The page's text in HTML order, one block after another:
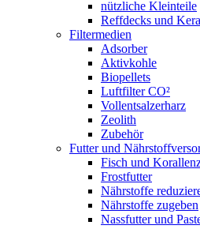
nützliche Kleinteile
Reffdecks und
Filtermedien
Adsorber
Aktivkohle
Biopellets
Luftfilter CO²
Vollentsalzerharz
Zeolith
Zubehör
Futter und
Fisch und
Frostfutter
Nährstoffe
Nährstoffe zugeben
Nassfutter und